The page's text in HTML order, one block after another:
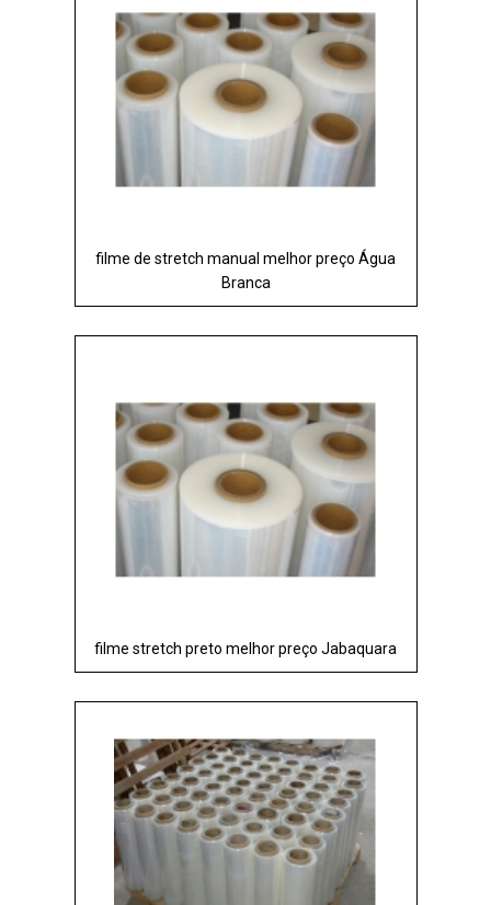
filme de stretch manual melhor preço Água
Branca
filme stretch preto melhor preço Jabaquara